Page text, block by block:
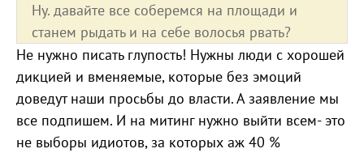
Ну. давайте все соберемся на площади и
станем рыдать и на себе волосья рвать?
Не нужно писать глупость! Нужны люди с хорошей
дикцией и вменяемые, которые без эмоций
доведут наши просьбы до власти. А заявление мы
все подпишем. И на митинг нужно выйти всем- это
не выборы идиотов, за которых аж 40 %